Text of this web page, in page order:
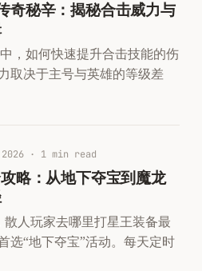
奇秘辛：揭秘合击威力与
，如何快速提升合击技能的伤
取决于主号与英雄的等级差
· 1 min read
略：从地下夺宝到魔龙
人玩家去哪里打星王装备最
选“地下夺宝”活动。每天定时